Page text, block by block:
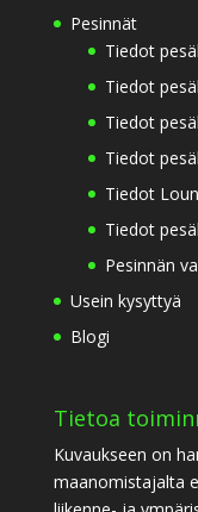
Pesinnät
Tiedot
Tiedot
Tiedot
Tiedot
Tiedot
Tiedot
Pesinnän
Usein kysyttyä
Blogi
Tietoa
Kuvaukseen on
maanomistajalta